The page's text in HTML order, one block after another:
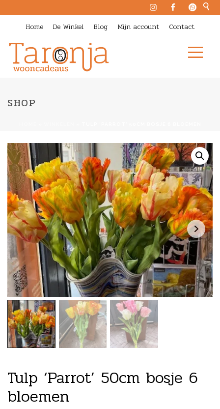
Home De Winkel Blog Mijn account Contact
SHOP
Tulp ‘Parrot’ 50cm bosje 6
bloemen